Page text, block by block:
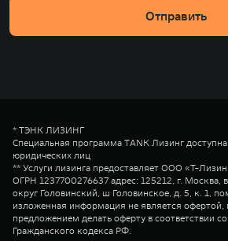
Отправить
* ТЭНК ЛИЗИНГ
Специальная программа TANK Лизинг
юридических лиц
** Услуги лизинга предоставляет ООО «Т-
ОГРН 1237700276637 адрес: 125212, г. Москва,
округ Головинский, ш Головинское, д. 5, к. 1,
изложенная информация не является офертой,
предложением делать оферту в соответствии
Гражданского кодекса РФ.